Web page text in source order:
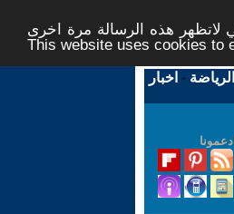
هذه الرسالة مرة اخرى -
This website uses cookies to
- اخبار